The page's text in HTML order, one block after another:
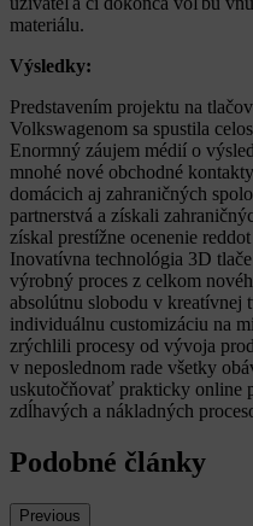
materiálu.
Výsledky:
Predstavením projektu na
Volkswagenom sa spustila
Enormný záujem médií o
mnohé nové obchodné
domácich aj zahraničných
partnerstvá a získali
získal prestížne ocenenie
Inovatívna technológia 3D
výrobný proces z celkom
absolútnu slobodu v
individuálnu customizáciu na
zrýchlili procesy od vývoja
v neposlednom rade všetky
uskutočňovať prakticky online
zdĺhavých a nákladných
Podobné články
Previous